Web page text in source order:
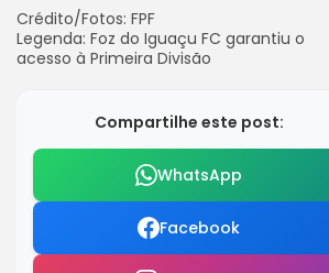
Crédito/Fotos: FPF
Legenda: Foz do Iguaçu FC garantiu o
acesso à Primeira Divisão
Compartilhe este post:
WhatsApp
Facebook